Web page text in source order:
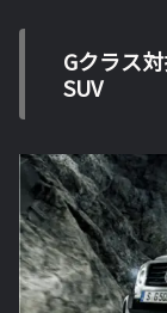
Gクラス
SUV